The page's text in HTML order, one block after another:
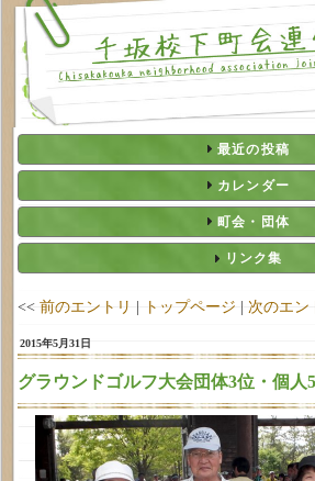
最近の投稿
カレンダー
町会・団体
リンク集
<< 前のエントリ | トップページ | 次のエン
2015年5月31日
グラウンドゴルフ大会団体3位・個人